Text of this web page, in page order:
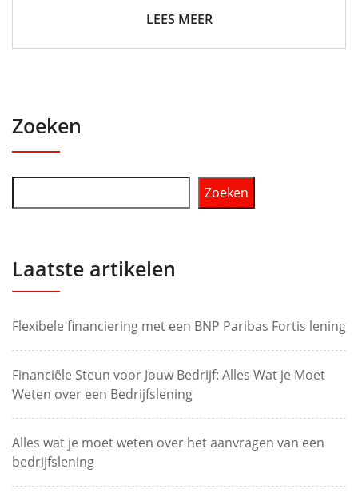
LEES MEER
Zoeken
Zoeken
Laatste artikelen
Flexibele financiering met een BNP Paribas Fortis lening
Financiële Steun voor Jouw Bedrijf: Alles Wat je Moet
Weten over een Bedrijfslening
Alles wat je moet weten over het aanvragen van een
bedrijfslening